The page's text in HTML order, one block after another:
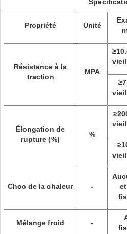
Propriété Unité
Résistance à la
traction
MPA
Élongation de
rupture (%)
%
Choc de la chaleur -
Mélange froid -